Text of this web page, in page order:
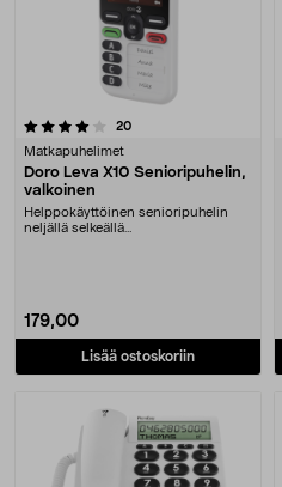
20arvostelut
Matkapuhelimet
Doro Leva X10 Senioripuhelin,
valkoinen
Helppokäyttöinen senioripuhelin
neljällä selkeällä
179,00
Lisää ostoskoriin
4.0 viidestä tähdestä